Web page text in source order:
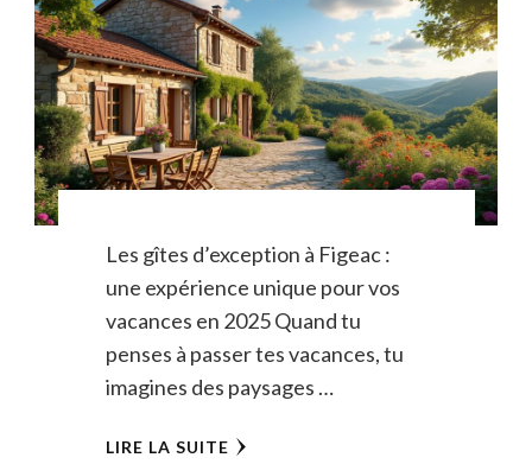
Les gîtes d’exception à Figeac :
une expérience unique pour vos
vacances en 2025 Quand tu
penses à passer tes vacances, tu
imagines des paysages …
LIRE LA SUITE